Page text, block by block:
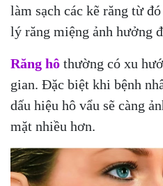
làm sạch các kẽ răng từ
lý răng miệng ảnh hưởng
Răng hô thường có xu
gian. Đặc biệt khi bệnh
dấu hiệu hô vẩu sẽ càng
mặt nhiều hơn.